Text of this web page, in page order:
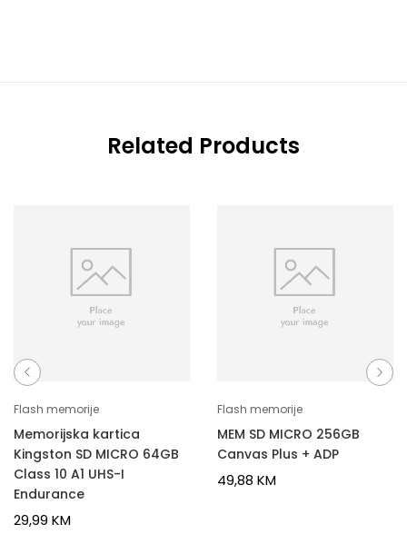
Related Products
Flash memorije
Memorijska kartica
Kingston SD MICRO 64GB
Class 10 A1 UHS-I
Endurance
29,99 KM
Flash memorije
MEM SD MICRO 256GB
Canvas Plus + ADP
49,88 KM